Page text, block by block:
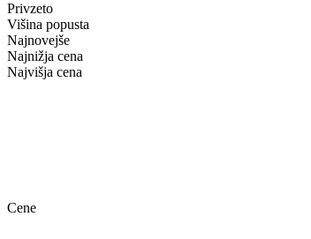
Privzeto
Višina popusta
Najnovejše
Najnižja cena
Najvišja cena
Cene